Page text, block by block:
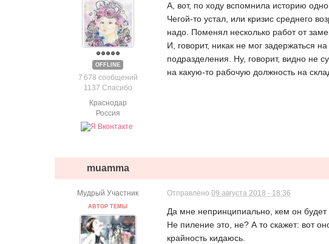
OFFLINE
7 678 сообщений
1137 Спасибо
Краснодар
Россия
А, вот, по ходу вспомнила историю
Чегой-то устал, или кризис среднего
надо. Поменял несколько работ от
И, говорит, никак не мог задержаться
подразделения. Ну, говорит, видно не
на какую-то рабочую должность на
muamma
Мудрый Участник
АВТОР ТЕМЫ
Отправлено09 августа 2018 - 18:36
Да мне непринципиально, кем он будет
Не пиление это, не? А то скажет: вот
крайность кидаюсь.